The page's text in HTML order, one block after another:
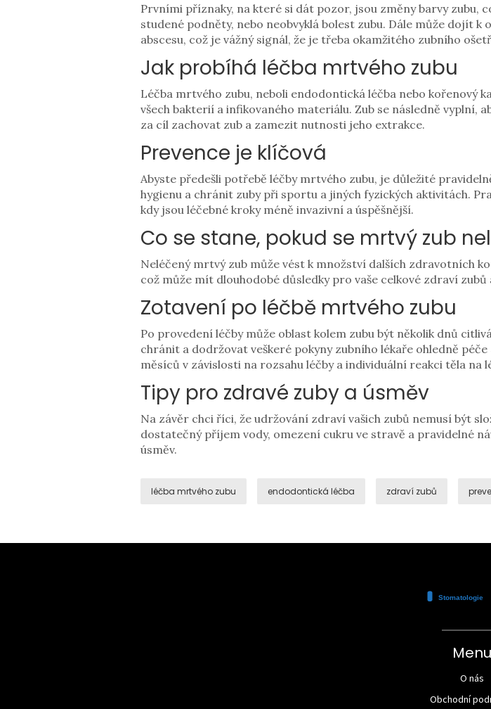
Prvními příznaky, na které si dát pozor, jsou změny barvy
studené podněty, nebo neobvyklá bolest zubu. Dále může dojít
abscesu, což je vážný signál, že je třeba okamžitého zubního
Jak probíhá léčba mrtvého zubu
Léčba mrtvého zubu, neboli endodontická léčba nebo kořenový
všech bakterií a infikovaného materiálu. Zub se následně vyplní,
za cíl zachovat zub a zamezit nutnosti jeho extrakce.
Prevence je klíčová
Abyste předešli potřebě léčby mrtvého zubu, je důležité
hygienu a chránit zuby při sportu a jiných fyzických aktivitách.
kdy jsou léčebné kroky méně invazivní a úspěšnější.
Co se stane, pokud se mrtvý zub
Neléčený mrtvý zub může vést k množství dalších zdravotních
což může mít dlouhodobé důsledky pro vaše celkové zdraví
Zotavení po léčbě mrtvého zubu
Po provedení léčby může oblast kolem zubu být několik dnů
chránit a dodržovat veškeré pokyny zubního lékaře ohledně
měsíců v závislosti na rozsahu léčby a individuální reakci těla na
Tipy pro zdravé zuby a úsměv
Na závěr chci říci, že udržování zdraví vašich zubů nemusí být
dostatečný příjem vody, omezení cukru ve stravě a pravidelné
úsměv.
léčba mrtvého zubu endodontická léčba zdraví zubů
Menu
O nás
Obchodní